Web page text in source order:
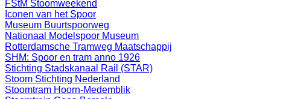
FStM Stoomweekend
Iconen van het Spoor
Museum Buurtspoorweg
Nationaal Modelspoor Museum
Rotterdamsche Tramweg Maatschappij
SHM: Spoor en tram anno 1926
Stichting Stadskanaal Rail (STAR)
Stoom Stichting Nederland
Stoomtram Hoorn-Medemblik